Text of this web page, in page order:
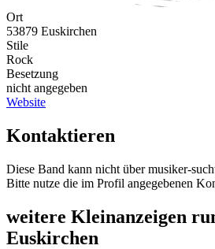
Ort
53879 Euskirchen
Stile
Rock
Besetzung
nicht angegeben
Website
Kontaktieren
Diese Band kann nicht über musiker-
Bitte nutze die im Profil angegebenen
weitere Kleinanzeigen
Euskirchen